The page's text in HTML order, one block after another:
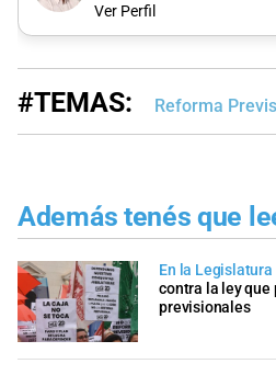
Ver Perfil
#TEMAS: Reforma
Además tenés que
En la Legislatura
contra la ley
previsionales